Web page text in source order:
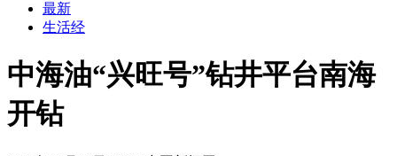
最新
生活经
中海油“兴旺号”钻井平台南海
开钻